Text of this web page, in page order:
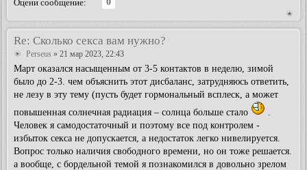
Оцени сообщение:
Re: Сколько секса вам нужно?
Perseus » 21 мар 2023, 22:43
Март оказался насыщенным от 3-5 контактов в неделю, зимой
было до 2-3. чем объяснить этот дисбаланс, затрудняюсь ответить,
не лезу в эту тему (пусть будет гормональный всплеск, а может
повышенная солнечная радиация – солнца больше стало
Человек я самодостаточный и поэтому все под контролем -
избыток секса не допускается, а недостаток легко нивелируется.
Вопрос только наличия свободного времени, но он тоже решается.
а вообще, с бордельной темой я познакомился в довольно зрелом